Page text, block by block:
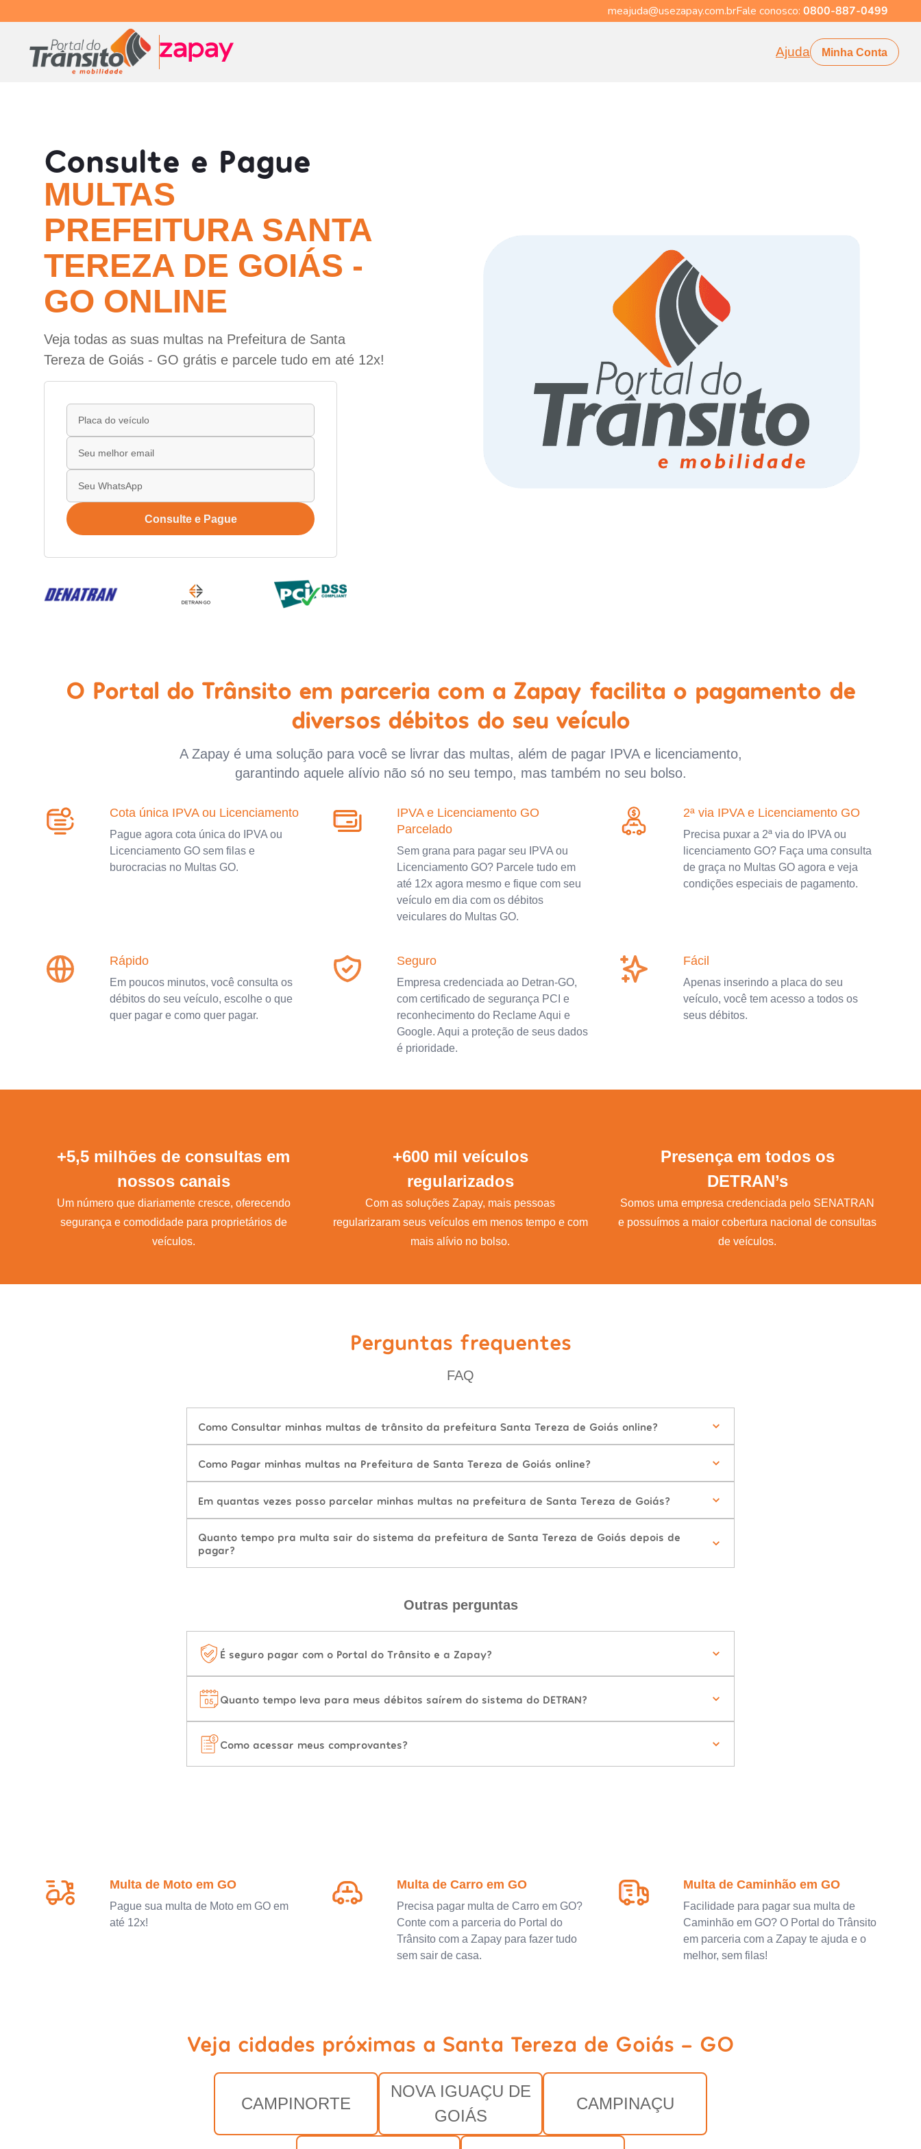
meajuda@usezapay.com.brFale conosco: 0800-887-0499
Ajuda Minha Conta
Consulte e Pague
MULTAS
PREFEITURA SANTA
TEREZA DE GOIÁS -
GO ONLINE
Veja todas as suas multas na Prefeitura de Santa
Tereza de Goiás - GO grátis e parcele tudo em até 12x!
Consulte e Pague
O Portal do Trânsito em parceria com a Zapay facilita o pagamento de
diversos débitos do seu veículo
A Zapay é uma solução para você se livrar das multas, além de pagar IPVA e licenciamento,
garantindo aquele alívio não só no seu tempo, mas também no seu bolso.
Cota única IPVA ou Licenciamento
Pague agora cota única do IPVA ou
Licenciamento GO sem filas e
burocracias no Multas GO.
IPVA e Licenciamento GO
Parcelado
Sem grana para pagar seu IPVA ou
Licenciamento GO? Parcele tudo em
até 12x agora mesmo e fique com seu
veículo em dia com os débitos
veiculares do Multas GO.
2ª via IPVA e Licenciamento GO
Precisa puxar a 2ª via do IPVA ou
licenciamento GO? Faça uma consulta
de graça no Multas GO agora e veja
condições especiais de pagamento.
Rápido
Em poucos minutos, você consulta os
débitos do seu veículo, escolhe o que
quer pagar e como quer pagar.
Seguro
Empresa credenciada ao Detran-GO,
com certificado de segurança PCI e
reconhecimento do Reclame Aqui e
Google. Aqui a proteção de seus dados
é prioridade.
Fácil
Apenas inserindo a placa do seu
veículo, você tem acesso a todos os
seus débitos.
+5,5 milhões de consultas em
nossos canais
Um número que diariamente cresce, oferecendo
segurança e comodidade para proprietários de
veículos.
+600 mil veículos
regularizados
Com as soluções Zapay, mais pessoas
regularizaram seus veículos em menos tempo e com
mais alívio no bolso.
Presença em todos os
DETRAN’s
Somos uma empresa credenciada pelo SENATRAN
e possuímos a maior cobertura nacional de consultas
de veículos.
Perguntas frequentes
FAQ
Como Consultar minhas multas de trânsito da prefeitura Santa Tereza de Goiás online?
Como Pagar minhas multas na Prefeitura de Santa Tereza de Goiás online?
Em quantas vezes posso parcelar minhas multas na prefeitura de Santa Tereza de Goiás?
Quanto tempo pra multa sair do sistema da prefeitura de Santa Tereza de Goiás depois de
pagar?
Outras perguntas
É seguro pagar com o Portal do Trânsito e a Zapay?
Quanto tempo leva para meus débitos saírem do sistema do DETRAN?
Como acessar meus comprovantes?
Multa de Moto em GO
Pague sua multa de Moto em GO em
até 12x!
Multa de Carro em GO
Precisa pagar multa de Carro em GO?
Conte com a parceria do Portal do
Trânsito com a Zapay para fazer tudo
sem sair de casa.
Multa de Caminhão em GO
Facilidade para pagar sua multa de
Caminhão em GO? O Portal do Trânsito
em parceria com a Zapay te ajuda e o
melhor, sem filas!
Veja cidades próximas a Santa Tereza de Goiás - GO
CAMPINORTE
NOVA IGUAÇU DE
GOIÁS
CAMPINAÇU